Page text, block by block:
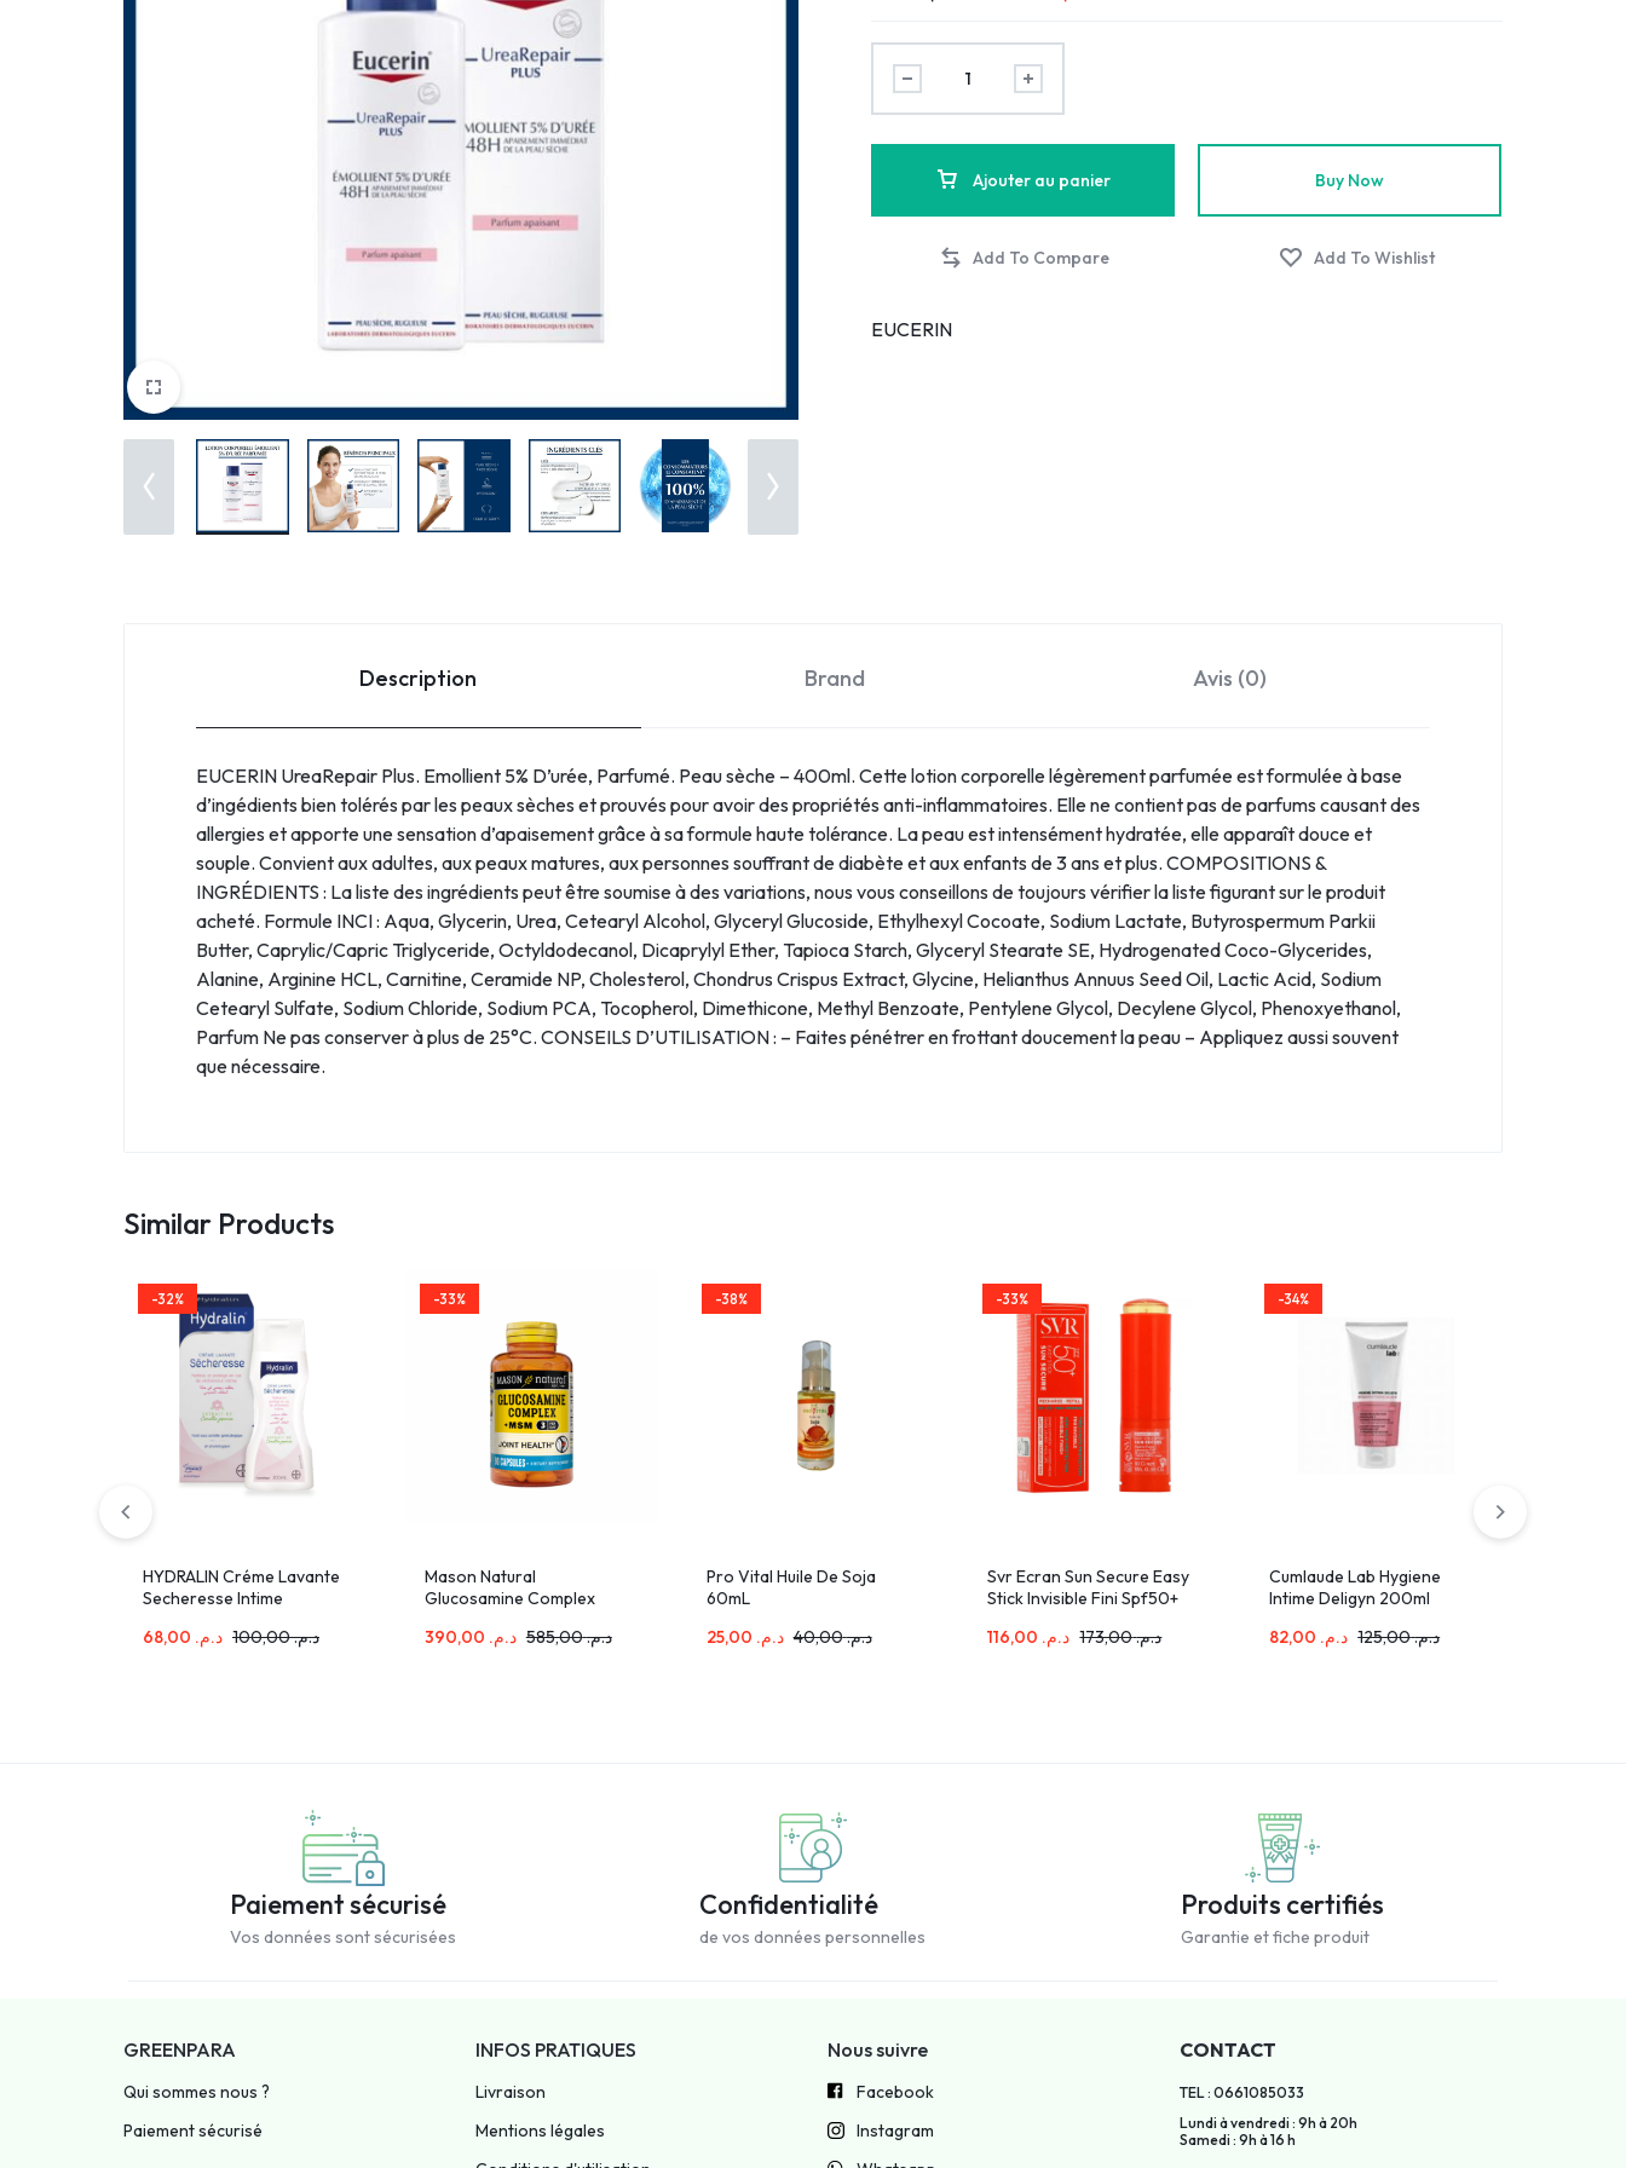
Ajouter au panier Buy Now
EUCERIN
Description Brand Avis (0)
EUCERIN UreaRepair Plus. Emollient 5% D’urée, Parfumé. Peau sèche – 400ml. Cette lotion corporelle légèrement parfumée est formulée à base
d’ingédients bien tolérés par les peaux sèches et prouvés pour avoir des propriétés anti-inflammatoires. Elle ne contient pas de parfums causant des
allergies et apporte une sensation d’apaisement grâce à sa formule haute tolérance. La peau est intensément hydratée, elle apparaît douce et
souple. Convient aux adultes, aux peaux matures, aux personnes souffrant de diabète et aux enfants de 3 ans et plus. COMPOSITIONS &
INGRÉDIENTS : La liste des ingrédients peut être soumise à des variations, nous vous conseillons de toujours vérifier la liste figurant sur le produit
acheté. Formule INCI : Aqua, Glycerin, Urea, Cetearyl Alcohol, Glyceryl Glucoside, Ethylhexyl Cocoate, Sodium Lactate, Butyrospermum Parkii
Butter, Caprylic/Capric Triglyceride, Octyldodecanol, Dicaprylyl Ether, Tapioca Starch, Glyceryl Stearate SE, Hydrogenated Coco-Glycerides,
Alanine, Arginine HCL, Carnitine, Ceramide NP, Cholesterol, Chondrus Crispus Extract, Glycine, Helianthus Annuus Seed Oil, Lactic Acid, Sodium
Cetearyl Sulfate, Sodium Chloride, Sodium PCA, Tocopherol, Dimethicone, Methyl Benzoate, Pentylene Glycol, Decylene Glycol, Phenoxyethanol,
Parfum Ne pas conserver à plus de 25°C. CONSEILS D’UTILISATION : – Faites pénétrer en frottant doucement la peau – Appliquez aussi souvent
que nécessaire.
Similar Products
-32%
HYDRALIN Créme Lavante
Secheresse Intime
د.م.
د.م.100,00
-33%
Mason Natural
Glucosamine Complex
90C
د.م. د.م.585,00
-38%
Pro Vital Huile De Soja
60mL
د.م.
د.م.40,00
-33%
Svr Ecran Sun Secure Easy
Stick Invisible Fini Spf50+
د.م. د.م.173,00
-34%
Cumlaude Lab Hygiene
Intime Deligyn 200ml
د.م.
د.م.125,00
Paiement sécurisé
Vos données sont sécurisées
Confidentialité
de vos données personnelles
Produits certifiés
Garantie et fiche produit
GREENPARA
Qui sommes nous ?
Paiement sécurisé
INFOS PRATIQUES
Livraison
Mentions légales
Nous suivre
Facebook
Instagram
CONTACT
TEL : 0661085033
Lundi à vendredi : 9h à 20h
Samedi : 9h à 16 h